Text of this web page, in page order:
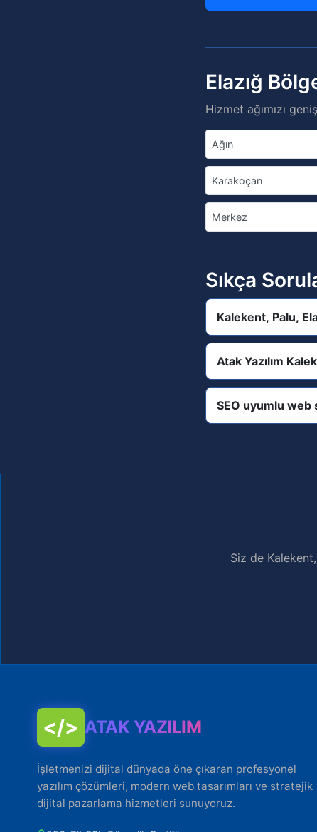
Elazığ
Hizmet ağımızı
Ağın
Karakoçan
Merkez
Sıkça
Kalekent, Palu,
Atak Yazılım
SEO uyumlu web
Siz de
</> ATAK YAZILIM
İşletmenizi dijital dünyada öne çıkaran profesyonel
yazılım çözümleri, modern web tasarımları ve stratejik
dijital pazarlama hizmetleri sunuyoruz.